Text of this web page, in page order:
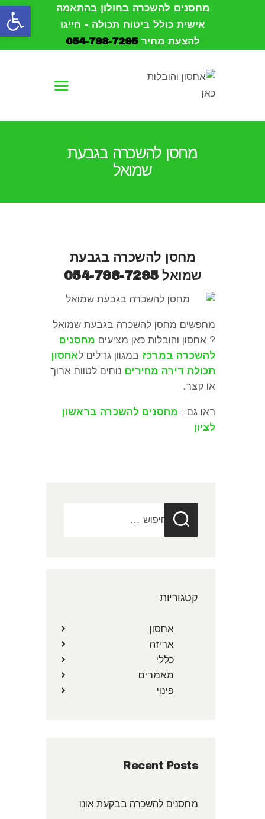
מחסנים להשכרה בחולון בהתאמה
אישית כולל ביטוח תכולה - חייגו
להצעת מחיר054-798-7295
מחסן להשכרה בגבעת
שמואל
הובלות
אחסון
מחסן להשכרה בגבעת
שמואל054-798-7295
מחפשים מחסן להשכרה בגבעת שמואל
? אחסון והובלות כאן מציעים מחסנים
להשכרה במרכז במגוון גדלים לאחסון
תכולת דירה מחירים נוחים לטווח ארוך
או קצר.
ראו גם : מחסנים להשכרה בראשון
לציון
חיפוש:
קטגוריות
אחסון
אריזה
כללי
מאמרים
פינוי
Recent Posts
מחסנים להשכרה בבקעת אונו
פתח סרגל נגישות